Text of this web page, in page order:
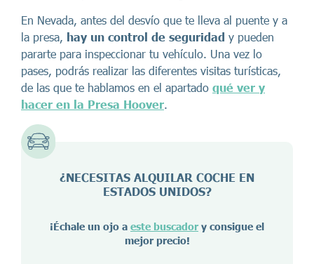
En Nevada, antes del desvío que te lleva al puente y a
la presa, hay un control de seguridad y pueden
pararte para inspeccionar tu vehículo. Una vez lo
pases, podrás realizar las diferentes visitas turísticas,
de las que te hablamos en el apartado qué ver y
hacer en la Presa Hoover.
¿NECESITAS ALQUILAR COCHE EN
ESTADOS UNIDOS?
¡Échale un ojo a este buscador y consigue el
mejor precio!